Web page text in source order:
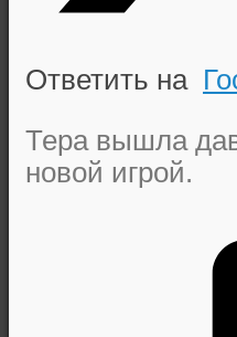
Ответить на
Тера вышла
новой игрой.